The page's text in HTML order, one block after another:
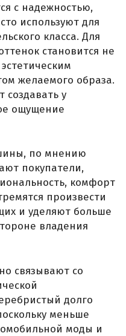
с надежностью,
используют для
класса. Для
становится не
желаемого образа.
у
ощущение
по мнению
покупатели,
комфорт
произвести
и уделяют больше
владения
связывают со
долго
меньше
моды и